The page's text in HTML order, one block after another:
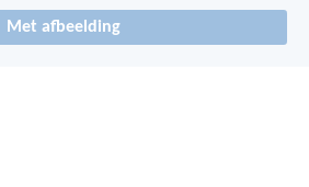
Met afbeelding